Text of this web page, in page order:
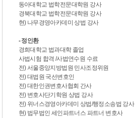
동아대학교 법학전문대학원 강사
경북대학교 법학전문대학원 강사
현) 나무경영아카데미 상법 강사
- 정인환
경희대학교 법과대학 졸업
사법시험 합격 /사법연수원 수료
전) 서울중앙지방법원 민사조정위원
전) 대법원 국선변호인
전) 대한인권변호사협회 간사
전) 변호사단기학원 상법 강사
전) 위너스경영아카데미 상법/행정소송법 강사
현) 법무법인 세인파트너스 파트너 변호사